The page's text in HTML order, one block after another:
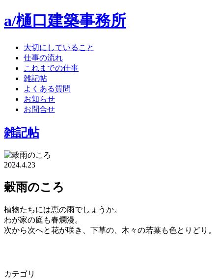
a/樋口建築事務所
大切にしていること
仕事の流れ
これまでの仕事
雑記帖
よくある質問
お知らせ
お問合せ
雑記帖
2024.4.23
穀雨のころ
植物たちには恵の雨でしょうか。
わが家の庭も春爛漫。
次から次へと花が咲き、下草の、木々の若葉も色とりどり。
カテゴリ